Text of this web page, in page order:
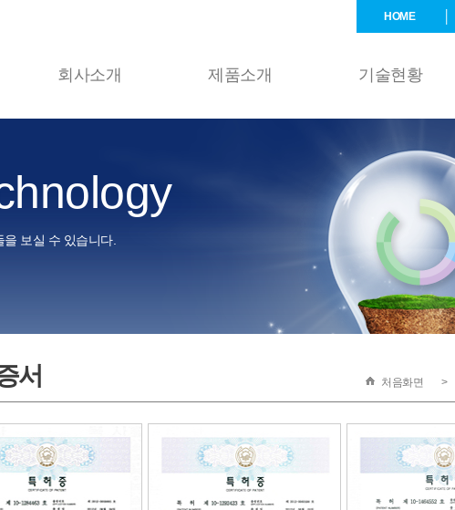
HOME
회사소개 제품소개 기술현황
보실 수 있습니다.
서 처음화면